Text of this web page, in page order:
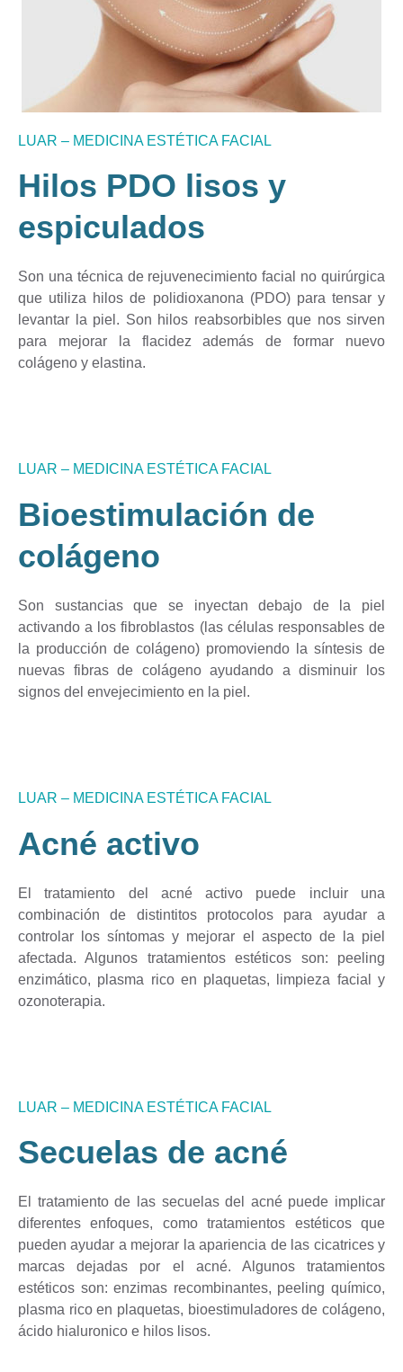
LUAR – MEDICINA ESTÉTICA FACIAL
Hilos PDO lisos y
espiculados
Son una técnica de rejuvenecimiento facial no quirúrgica
que utiliza hilos de polidioxanona (PDO) para tensar y
levantar la piel. Son hilos reabsorbibles que nos sirven
para mejorar la flacidez además de formar nuevo
colágeno y elastina.
LUAR – MEDICINA ESTÉTICA FACIAL
Bioestimulación de
colágeno
Son sustancias que se inyectan debajo de la piel
activando a los fibroblastos (las células responsables de
la producción de colágeno) promoviendo la síntesis de
nuevas fibras de colágeno ayudando a disminuir los
signos del envejecimiento en la piel.
LUAR – MEDICINA ESTÉTICA FACIAL
Acné activo
El tratamiento del acné activo puede incluir una
combinación de distintitos protocolos para ayudar a
controlar los síntomas y mejorar el aspecto de la piel
afectada. Algunos tratamientos estéticos son: peeling
enzimático, plasma rico en plaquetas, limpieza facial y
ozonoterapia.
LUAR – MEDICINA ESTÉTICA FACIAL
Secuelas de acné
El tratamiento de las secuelas del acné puede implicar
diferentes enfoques, como tratamientos estéticos que
pueden ayudar a mejorar la apariencia de las cicatrices y
marcas dejadas por el acné. Algunos tratamientos
estéticos son: enzimas recombinantes, peeling químico,
plasma rico en plaquetas, bioestimuladores de colágeno,
ácido hialuronico e hilos lisos.